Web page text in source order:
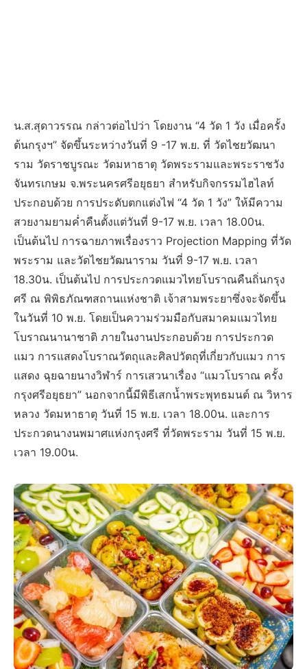
น.ส.สุดาวรรณ กล่าวต่อไปว่า โดยงาน “4 วัด 1 วัง เมื่อครั้ง
ต้นกรุงฯ” จัดขึ้นระหว่างวันที่ 9 -17 พ.ย. ที่ วัดไชยวัฒนา
ราม วัดราชบูรณะ วัดมหาธาตุ วัดพระรามและพระราชวัง
จันทรเกษม จ.พระนครศรีอยุธยา สำหรับกิจกรรมไฮไลท์
ประกอบด้วย การประดับตกแต่งไฟ “4 วัด 1 วัง” ให้มีความ
สวยงามยามค่ำคืนตั้งแต่วันที่ 9-17 พ.ย. เวลา 18.00น.
เป็นต้นไป การฉายภาพเรื่องราว Projection Mapping ที่วัด
พระราม และวัดไชยวัฒนาราม วันที่ 9-17 พ.ย. เวลา
18.30น. เป็นต้นไป การประกวดแมวไทยโบราณคืนถิ่นกรุง
ศรี ณ พิพิธภัณฑสถานแห่งชาติ เจ้าสามพระยาซึ่งจะจัดขึ้น
ในวันที่ 10 พ.ย. โดยเป็นความร่วมมือกับสมาคมแมวไทย
โบราณนานาชาติ ภายในงานประกอบด้วย การประกวด
แมว การแสดงโบราณวัตถุและศิลปวัตถุที่เกี่ยวกับแมว การ
แสดง ฉุยฉายนางวิฬาร์ การเสวนาเรื่อง “แมวโบราณ ครั้ง
กรุงศรีอยุธยา” นอกจากนี้มีพิธีเสกน้ำพระพุทธมนต์ ณ วิหาร
หลวง วัดมหาธาตุ วันที่ 15 พ.ย. เวลา 18.00น. และการ
ประกวดนางนพมาศแห่งกรุงศรี ที่วัดพระราม วันที่ 15 พ.ย.
เวลา 19.00น.